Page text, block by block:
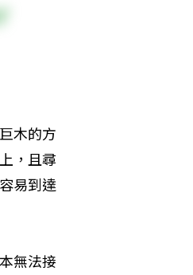
木的方
，且尋
易到達
無法接